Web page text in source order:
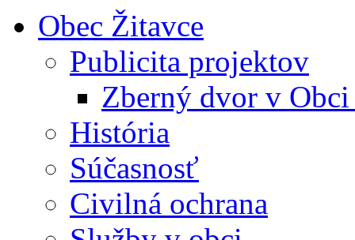
Obec Žitavce
Publicita projektov
Zberný dvor v
História
Súčasnosť
Civilná ochrana